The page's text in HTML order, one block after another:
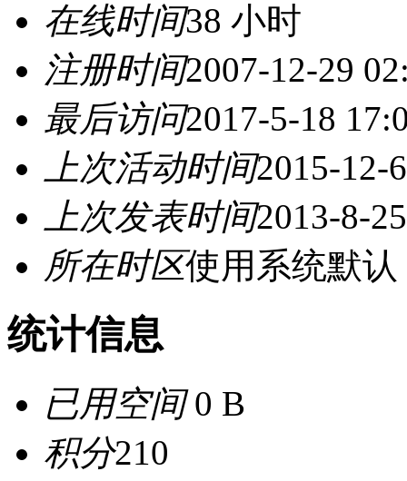
在线时间38 小时
注册时间2007-12-29
最后访问2017-5-18
上次活动时间2015-12-
上次发表时间2013-8-
所在时区使用系统默认
统计信息
已用空间0 B
积分210